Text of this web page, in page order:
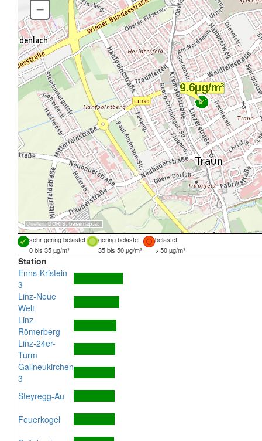
Quellen: DORIS, basemap.at
–
sehr gering belastet gering belastet
belastet
0 bis 35 µg/m³
35 bis 50 µg/m³ > 50 µg/m³
Station
Enns-Kristein
3
Linz-Neue
Welt
Linz-
Römerberg
Linz-24er-
Turm
Gallneukirchen
3
Steyregg-Au
Feuerkogel